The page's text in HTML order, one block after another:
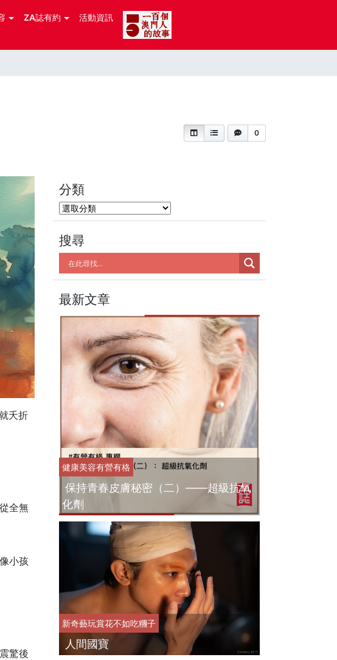
ZA誌有約 活動資訊
0
夭折
全無
小孩
驚後
分類
分
類
搜尋
最新文章
健康美容有營有格
保持青春皮膚秘密（二）——超級抗氧
化劑
新奇藝玩賞花不如吃糰子
人間國寶